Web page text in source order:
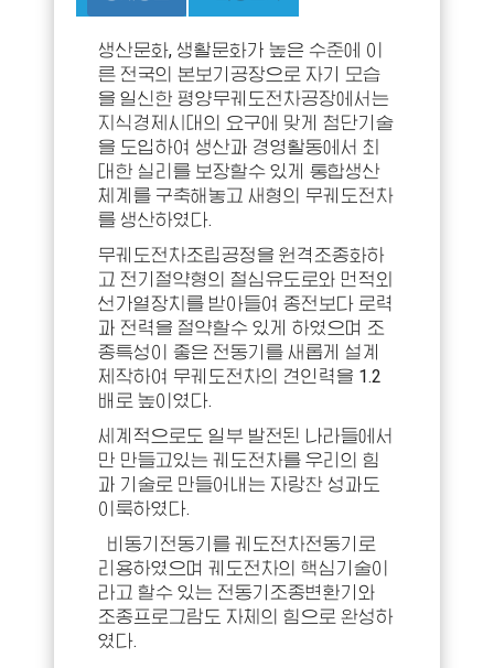
생산문화, 생활문화가 높은 수준에 이
른 전국의 본보기공장으로 자기 모습
을 일신한 평양무궤도전차공장에서는
지식경제시대의 요구에 맞게 첨단기술
을 도입하여 생산과 경영활동에서 최
대한 실리를 보장할수 있게 통합생산
체계를 구축해놓고 새형의 무궤도전차
를 생산하였다.
무궤도전차조립공정을 원격조종화하
고 전기절약형의 철심유도로와 먼적외
선가열장치를 받아들여 종전보다 로력
과 전력을 절약할수 있게 하였으며 조
종특성이 좋은 전동기를 새롭게 설계
제작하여 무궤도전차의 견인력을 1.2
배로 높이였다.
세계적으로도 일부 발전된 나라들에서
만 만들고있는 궤도전차를 우리의 힘
과 기술로 만들어내는 자랑찬 성과도
이룩하였다.
비동기전동기를 궤도전차전동기로
리용하였으며 궤도전차의 핵심기술이
라고 할수 있는 전동기조종변환기와
조종프로그람도 자체의 힘으로 완성하
였다.